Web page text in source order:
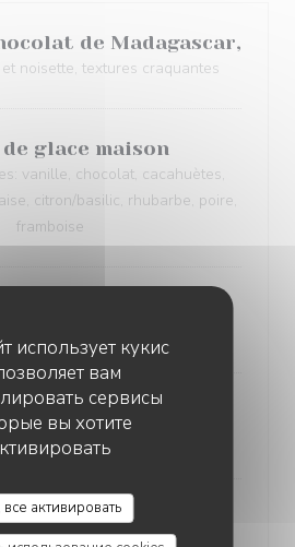
использует кукис
вам
сервисы
вы хотите
активировать
de Madagascar,
noisette, textures craquantes
de glace maison
vanille, chocolat, cacahuètes,
citron/basilic, rhubarbe, poire,
framboise
sur un nuage…
framboise/livèche
au Pineau des
AUX 4 SAISONS